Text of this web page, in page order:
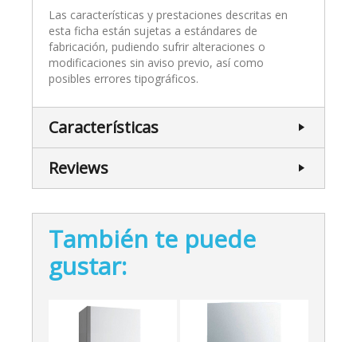
Las características y prestaciones descritas en
esta ficha están sujetas a estándares de
fabricación, pudiendo sufrir alteraciones o
modificaciones sin aviso previo, así como
posibles errores tipográficos.
Características
Reviews
También te puede
gustar: